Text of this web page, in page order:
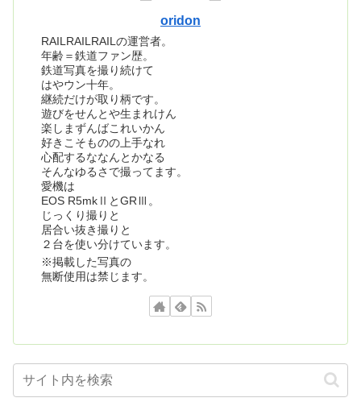
oridon
RAILRAILRAILの運営者。
年齢＝鉄道ファン歴。
鉄道写真を撮り続けて
はやウン十年。
継続だけが取り柄です。
遊びをせんとや生まれけん
楽しまずんばこれいかん
好きこそものの上手なれ
心配するななんとかなる
そんなゆるさで撮ってます。
愛機は
EOS R5mkⅡとGRⅢ。
じっくり撮りと
居合い抜き撮りと
２台を使い分けています。
※掲載した写真の
無断使用は禁じます。